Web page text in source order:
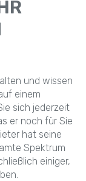
und wissen
einem
sich jederzeit
er noch für Sie
hat seine
Spektrum
einiger,